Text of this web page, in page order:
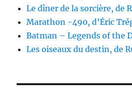
Le dîner de la sorcière, de
Marathon -490, d’Éric
Batman – Legends of the
Les oiseaux du destin, de